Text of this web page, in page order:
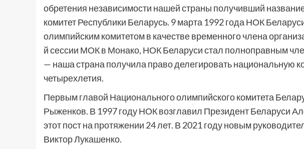
обретения независимости нашей страны получивший
комитет Республики Беларусь. 9 марта 1992 года НОК
олимпийским комитетом в качестве временного члена
й сессии МОК в Монако, НОК Беларуси стал полноправным
— наша страна получила право делегировать национальную
четырехлетия.
Первым главой Национального олимпийского комитета
Рыженков. В 1997 году НОК возглавил Президент Беларуси
этот пост на протяжении 24 лет. В 2021 году новым
Виктор Лукашенко.